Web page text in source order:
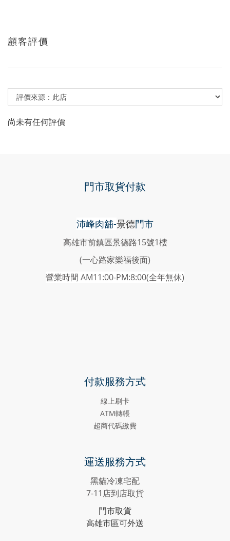
顧客評價
尚未有任何評價
門市取貨付款
沛峰肉舖-景德門市
高雄市前鎮區景德路15號1樓
(一心路家樂福後面)
營業時間 AM11:00-PM:8:00(全年無休)
付款服務方式
線上刷卡
ATM轉帳
超商代碼繳費
運送服務方式
黑貓冷凍宅配
7-11店到店取貨
門市取貨
高雄市區可外送